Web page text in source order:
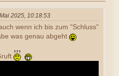
2025, 10:18:53
wenn ich bis zum "Schluss"
was genau abgeht